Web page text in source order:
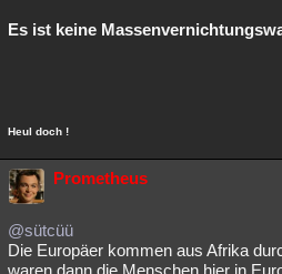
Es ist keine
Heul doch !
Prometheus
@sütcüü
Die Europäer kommen aus Afrika
waren dann die Menschen hier in